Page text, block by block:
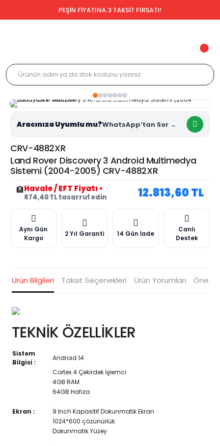
PEŞİN FİYATINA 3 TAKSİT FIRSATI!
Aracınıza Uyumlu mu?
CRV-4882XR
Land Rover Discovery 3 Android Multimedya
Sistemi (2004-2005) CRV-4882XR
🏦Havale / EFT Fiyatı •
674,40 TL tasarruf edin 12.813,60 TL
Aynı Gün
Kargo
2 Yıl Garanti 14 Gün İade
Canlı
Destek
Ürün Bilgileri Taksit Seçenekleri Ürün Yorumları
TEKNİK ÖZELLİKLER
Sistem
Bilgisi :
Android 14
Cortex 4 Çekirdek İşlemci
4GB RAM
64GB Hafıza
.
Ekran :
9 Inch Kapasitif Dokunmatik Ekran
1024*600 çözünürlük
Dokunmatik Yüzey
.